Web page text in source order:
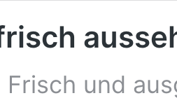
Frisch und